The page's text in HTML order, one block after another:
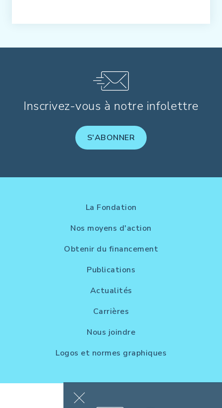
Inscrivez-vous à notre infolettre
S'ABONNER
La Fondation
Nos moyens d'action
Obtenir du financement
Publications
Actualités
Carrières
Nous joindre
Logos et normes graphiques